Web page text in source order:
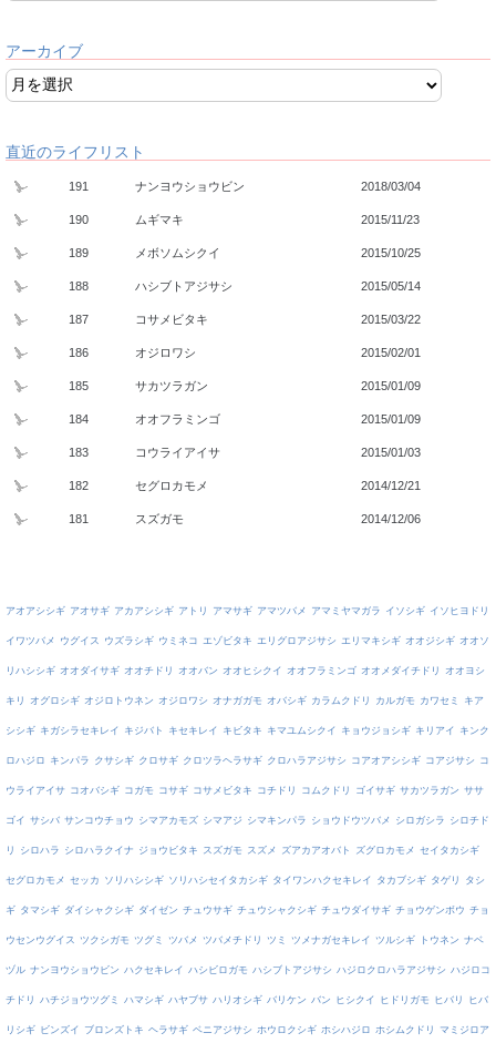
アーカイブ
直近のライフリスト
191 ナンヨウショウビン 2018/03/04
190 ムギマキ 2015/11/23
189 メボソムシクイ 2015/10/25
188 ハシブトアジサシ 2015/05/14
187 コサメビタキ 2015/03/22
186 オジロワシ 2015/02/01
185 サカツラガン 2015/01/09
184 オオフラミンゴ 2015/01/09
183 コウライアイサ 2015/01/03
182 セグロカモメ 2014/12/21
181 スズガモ 2014/12/06
アオアシシギ アオサギ アカアシシギ アトリ アマサギ アマツバメ アマミヤマガラ イソシギ イソヒヨドリ
イワツバメ ウグイス ウズラシギ ウミネコ エゾビタキ エリグロアジサシ エリマキシギ オオジシギ オオソ
リハシシギ オオダイサギ オオチドリ オオバン オオヒシクイ オオフラミンゴ オオメダイチドリ オオヨシ
キリ オグロシギ オジロトウネン オジロワシ オナガガモ オバシギ カラムクドリ カルガモ カワセミ キア
シシギ キガシラセキレイ キジバト キセキレイ キビタキ キマユムシクイ キョウジョシギ キリアイ キンク
ロハジロ キンパラ クサシギ クロサギ クロツラヘラサギ クロハラアジサシ コアオアシシギ コアジサシ コ
ウライアイサ コオバシギ コガモ コサギ コサメビタキ コチドリ コムクドリ ゴイサギ サカツラガン ササ
ゴイ サシバ サンコウチョウ シマアカモズ シマアジ シマキンパラ ショウドウツバメ シロガシラ シロチド
リ シロハラ シロハラクイナ ジョウビタキ スズガモ スズメ ズアカアオバト ズグロカモメ セイタカシギ
セグロカモメ セッカ ソリハシシギ ソリハシセイタカシギ タイワンハクセキレイ タカブシギ タゲリ タシ
ギ タマシギ ダイシャクシギ ダイゼン チュウサギ チュウシャクシギ チュウダイサギ チョウゲンボウ チョ
ウセンウグイス ツクシガモ ツグミ ツバメ ツバメチドリ ツミ ツメナガセキレイ ツルシギ トウネン ナベ
ヅル ナンヨウショウビン ハクセキレイ ハシビロガモ ハシブトアジサシ ハジロクロハラアジサシ ハジロコ
チドリ ハチジョウツグミ ハマシギ ハヤブサ ハリオシギ バリケン バン ヒシクイ ヒドリガモ ヒバリ ヒバ
リシギ ビンズイ ブロンズトキ ヘラサギ ベニアジサシ ホウロクシギ ホシハジロ ホシムクドリ マミジロア